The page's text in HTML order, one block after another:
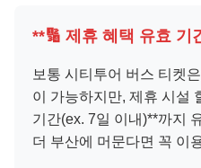
**🔢 제휴 혜택 유효 기
보통 시티투어 버스 티켓
이 가능하지만, 제휴 시설
기간(ex. 7일 이내)**까지
더 부산에 머문다면 꼭 이